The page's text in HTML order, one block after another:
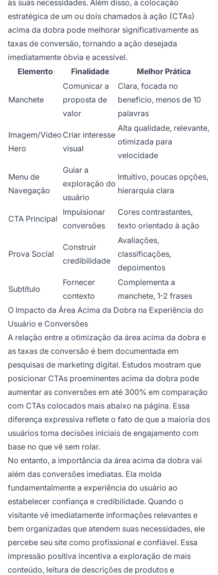
às suas necessidades. Além disso, a colocação
estratégica de um ou dois chamados à ação (CTAs)
acima da dobra pode melhorar significativamente as
taxas de conversão, tornando a ação desejada
imediatamente óbvia e acessível.
Elemento
Finalidade Melhor Prática
Manchete
Comunicar a
proposta de
valor
Clara, focada no
benefício, menos de 10
palavras
Imagem/Vídeo
Hero
Criar interesse
visual
Alta qualidade, relevante,
otimizada para
velocidade
Menu de
Navegação
Guiar a
exploração do
usuário
Intuitivo, poucas opções,
hierarquia clara
CTA Principal
Impulsionar
conversões
Cores contrastantes,
texto orientado à ação
Prova Social
Construir
credibilidade
Avaliações,
classificações,
depoimentos
Subtítulo
Fornecer
contexto
Complementa a
manchete, 1-2 frases
O Impacto da Área Acima da Dobra na Experiência do
Usuário e Conversões
A relação entre a otimização da área acima da dobra e
as taxas de conversão é bem documentada em
pesquisas de marketing digital. Estudos mostram que
posicionar CTAs proeminentes acima da dobra pode
aumentar as conversões em até 300% em comparação
com CTAs colocados mais abaixo na página. Essa
diferença expressiva reflete o fato de que a maioria dos
usuários toma decisões iniciais de engajamento com
base no que vê sem rolar.
No entanto, a importância da área acima da dobra vai
além das conversões imediatas. Ela molda
fundamentalmente a experiência do usuário ao
estabelecer confiança e credibilidade. Quando o
visitante vê imediatamente informações relevantes e
bem organizadas que atendem suas necessidades, ele
percebe seu site como profissional e confiável. Essa
impressão positiva incentiva a exploração de mais
conteúdo, leitura de descrições de produtos e